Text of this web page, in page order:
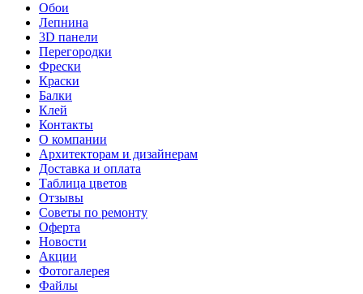
Обои
Лепнина
3D панели
Перегородки
Фрески
Краски
Балки
Клей
Контакты
О компании
Архитекторам и дизайнерам
Доставка и оплата
Таблица цветов
Отзывы
Советы по ремонту
Оферта
Новости
Акции
Фотогалерея
Файлы